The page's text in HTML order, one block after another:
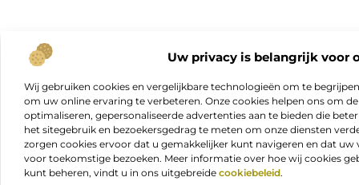
Uw privacy is belangrijk voor
Wij gebruiken cookies en vergelijkbare technologieën om te
om uw online ervaring te verbeteren. Onze cookies helpen ons om
optimaliseren, gepersonaliseerde advertenties aan te bieden die
het sitegebruik en bezoekersgedrag te meten om onze diensten
zorgen cookies ervoor dat u gemakkelijker kunt navigeren en dat
voor toekomstige bezoeken. Meer informatie over hoe wij cookies
kunt beheren, vindt u in ons uitgebreide cookiebeleid.